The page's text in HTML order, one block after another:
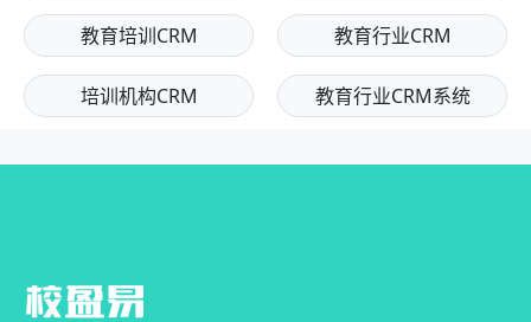
教育培训CRM 教育行业CRM
培训机构CRM 教育行业CRM系统